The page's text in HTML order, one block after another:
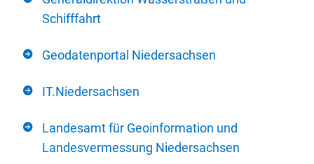
Schifffahrt
Geodatenportal Niedersachsen
IT.Niedersachsen
Landesamt für Geoinformation und
Landesvermessung Niedersachsen